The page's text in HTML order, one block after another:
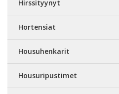
Hirssityynyt
Hortensiat
Housuhenkarit
Housuripustimet